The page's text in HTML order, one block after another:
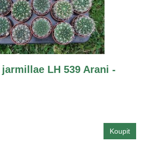
LH 539 Arani -